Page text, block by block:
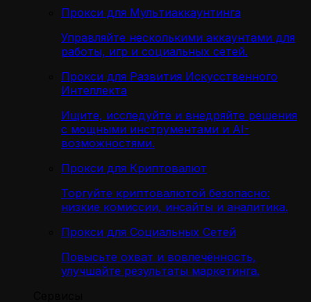
Прокси для Мультиаккаунтинга
Управляйте несколькими аккаунтами для
работы, игр и социальных сетей.
Прокси для Развития Искусственного
Интеллекта
Ищите, исследуйте и внедряйте решения
с мощными инструментами и AI-
возможностями.
Прокси для Криптовалют
Торгуйте криптовалютой безопасно:
низкие комиссии, инсайты и аналитика.
Прокси для Социальных Сетей
Повысьте охват и вовлечённость,
улучшайте результаты маркетинга.